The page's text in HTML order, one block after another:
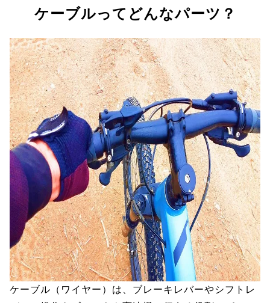
ケーブルってどんなパーツ？
ケーブル（ワイヤー）は、ブレーキレバーやシフトレ